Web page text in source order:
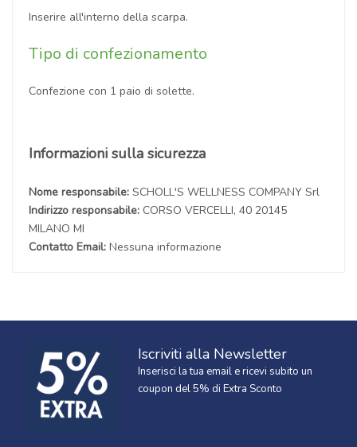
Inserire all'interno della scarpa.
Tipo di confezionamento
Confezione con 1 paio di solette.
Informazioni sulla sicurezza
Nome responsabile: SCHOLL'S WELLNESS COMPANY Srl
Indirizzo responsabile: CORSO VERCELLI, 40 20145
MILANO MI
Contatto Email: Nessuna informazione
Iscriviti alla Newsletter
Inserisci la tua email e ricevi subito un
coupon del 5% di Extra Sconto